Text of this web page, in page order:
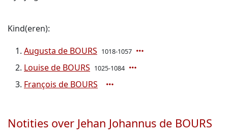
Kind(eren):
Augusta de BOURS 1018-1057
Louise de BOURS 1025-1084
François de BOURS
Notities over Jehan Johannus de BOURS